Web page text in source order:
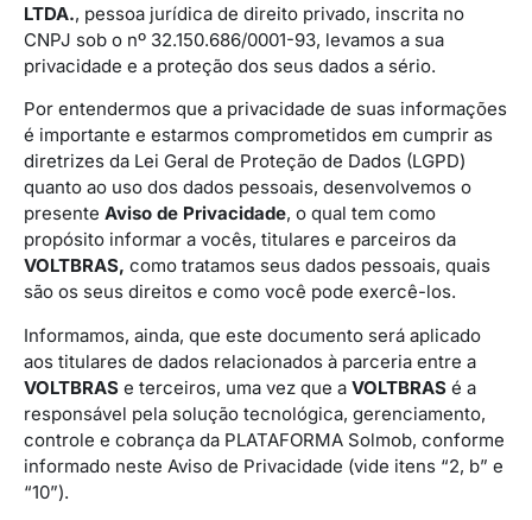
LTDA., pessoa jurídica de direito privado, inscrita no
CNPJ sob o nº 32.150.686/0001-93, levamos a sua
privacidade e a proteção dos seus dados a sério.
Por entendermos que a privacidade de suas informações
é importante e estarmos comprometidos em cumprir as
diretrizes da Lei Geral de Proteção de Dados (LGPD)
quanto ao uso dos dados pessoais, desenvolvemos o
presente Aviso de Privacidade, o qual tem como
propósito informar a vocês, titulares e parceiros da
VOLTBRAS, como tratamos seus dados pessoais, quais
são os seus direitos e como você pode exercê-los.
Informamos, ainda, que este documento será aplicado
aos titulares de dados relacionados à parceria entre a
VOLTBRAS e terceiros, uma vez que a VOLTBRAS é a
responsável pela solução tecnológica, gerenciamento,
controle e cobrança da PLATAFORMA Solmob, conforme
informado neste Aviso de Privacidade (vide itens “2, b” e
“10”).